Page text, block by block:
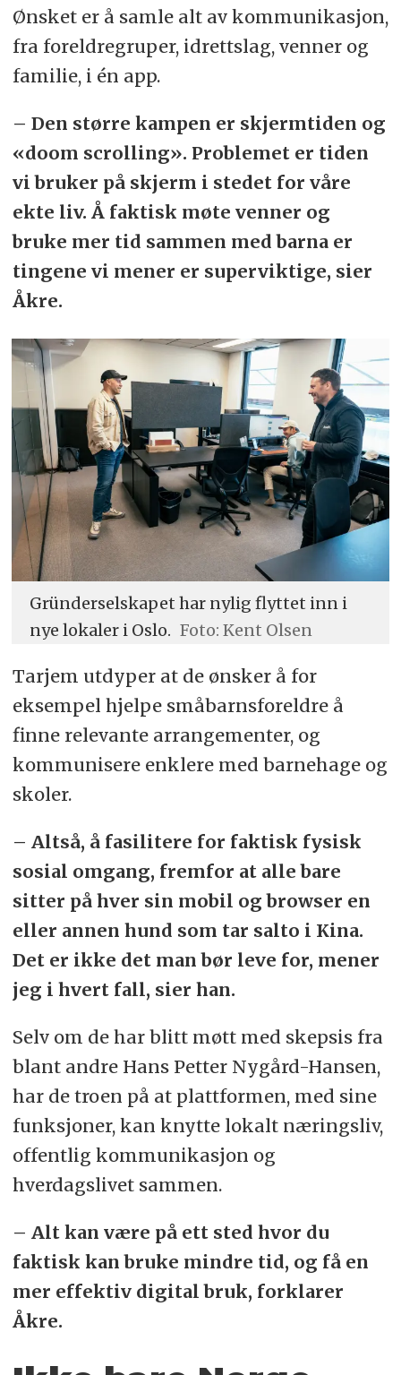
Ønsket er å samle alt av kommunikasjon,
fra foreldregruper, idrettslag, venner og
familie, i én app.
– Den større kampen er skjermtiden og
«doom scrolling». Problemet er tiden
vi bruker på skjerm i stedet for våre
ekte liv. Å faktisk møte venner og
bruke mer tid sammen med barna er
tingene vi mener er superviktige, sier
Åkre.
Gründerselskapet har nylig flyttet inn i
nye lokaler i Oslo. Foto: Kent Olsen
Tarjem utdyper at de ønsker å for
eksempel hjelpe småbarnsforeldre å
finne relevante arrangementer, og
kommunisere enklere med barnehage og
skoler.
– Altså, å fasilitere for faktisk fysisk
sosial omgang, fremfor at alle bare
sitter på hver sin mobil og browser en
eller annen hund som tar salto i Kina.
Det er ikke det man bør leve for, mener
jeg i hvert fall, sier han.
Selv om de har blitt møtt med skepsis fra
blant andre Hans Petter Nygård-Hansen,
har de troen på at plattformen, med sine
funksjoner, kan knytte lokalt næringsliv,
offentlig kommunikasjon og
hverdagslivet sammen.
– Alt kan være på ett sted hvor du
faktisk kan bruke mindre tid, og få en
mer effektiv digital bruk, forklarer
Åkre.